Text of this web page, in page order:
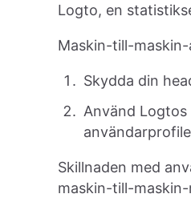
Logto, en
Maskin-till-
Skydda din
Använd
Skillnaden med
maskin-till-